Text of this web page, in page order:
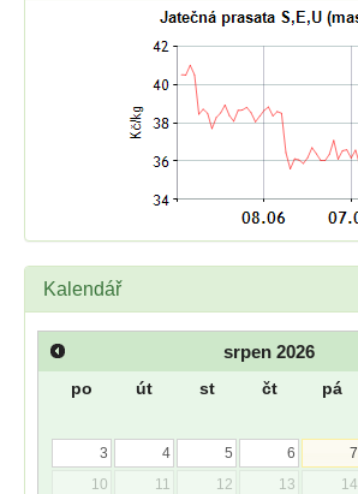
Kalendář
srpen 2026
po út st čt pá
3
4 5 6 7
10
11 12 13 14